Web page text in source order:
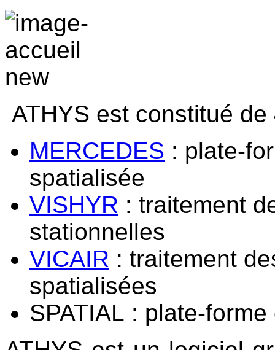
ATHYS est constitué
MERCEDES : plate-
spatialisée
VISHYR : traitement
stationnelles
VICAIR : traitement
spatialisées
SPATIAL : plate-